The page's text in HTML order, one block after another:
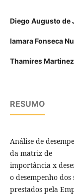
Diego Augusto de
Iamara Fonseca
Thamires
RESUMO
Análise de
da matriz de
importância x
o desempenho dos
prestados pela